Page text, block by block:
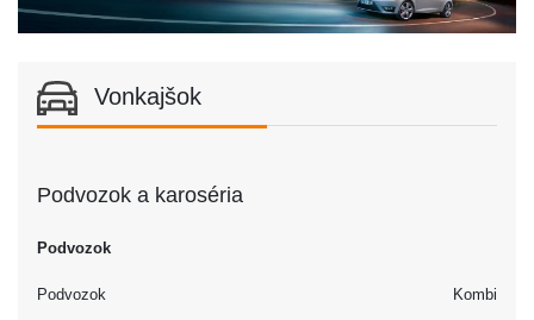
Vonkajšok
Podvozok a karoséria
Podvozok
Podvozok Kombi